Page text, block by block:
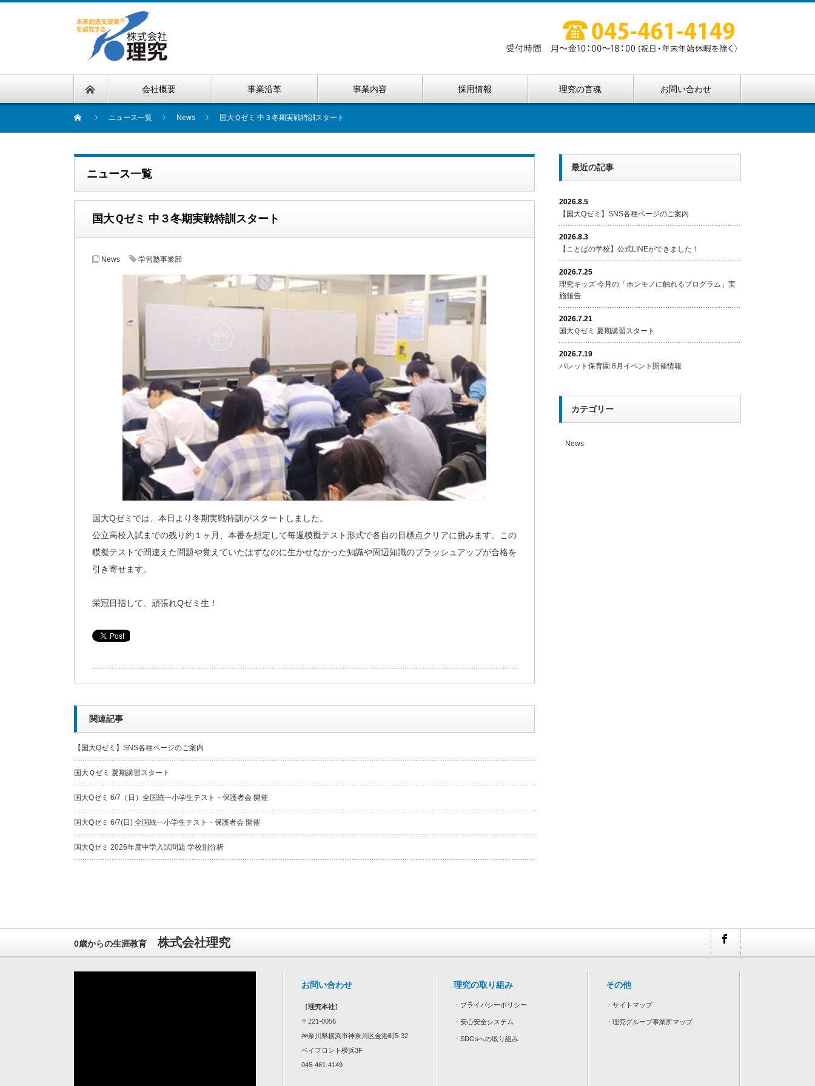
会社概要 事業沿革 事業内容 採用情報 理究の言魂 お問い合わせ
ニュース一覧 News 国大Ｑゼミ 中３冬期実戦特訓スタート
ニュース一覧
国大Ｑゼミ 中３冬期実戦特訓スタート
News 学習塾事業部
国大Qゼミでは、本日より冬期実戦特訓がスタートしました。
公立高校入試までの残り約１ヶ月、本番を想定して毎週模擬テスト形式で各自の目標点クリアに挑みます。この
模擬テストで間違えた問題や覚えていたはずなのに生かせなかった知識や周辺知識のブラッシュアップが合格を
引き寄せます。
栄冠目指して、頑張れQゼミ生！
関連記事
【国大Qゼミ】SNS各種ページのご案内
国大Ｑゼミ 夏期講習スタート
国大Qゼミ 6/7（日）全国統一小学生テスト・保護者会 開催
国大Qゼミ 6/7(日) 全国統一小学生テスト・保護者会 開催
国大Qゼミ 2026年度中学入試問題 学校別分析
最近の記事
2026.8.5
【国大Qゼミ】SNS各種ページのご案内
2026.8.3
【ことばの学校】公式LINEができました！
2026.7.25
理究キッズ 今月の「ホンモノに触れるプログラム」実
施報告
2026.7.21
国大Ｑゼミ 夏期講習スタート
2026.7.19
パレット保育園 8月イベント開催情報
カテゴリー
News
0歳からの生涯教育 株式会社理究
お問い合わせ
［理究本社］
〒221-0056
神奈川県横浜市神奈川区金港町5-32
ベイフロント横浜3F
045-461-4149
理究の取り組み
・ プライバシーポリシー
・ 安心安全システム
・ SDGsへの取り組み
その他
・ サイトマップ
・ 理究グループ事業所マップ